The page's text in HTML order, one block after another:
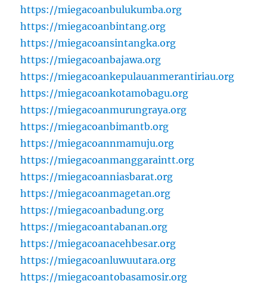
https://miegacoanbulukumba.org
https://miegacoanbintang.org
https://miegacoansintangka.org
https://miegacoanbajawa.org
https://miegacoankepulauanmerantiriau.org
https://miegacoankotamobagu.org
https://miegacoanmurungraya.org
https://miegacoanbimantb.org
https://miegacoannmamuju.org
https://miegacoanmanggaraintt.org
https://miegacoanniasbarat.org
https://miegacoanmagetan.org
https://miegacoanbadung.org
https://miegacoantabanan.org
https://miegacoanacehbesar.org
https://miegacoanluwuutara.org
https://miegacoantobasamosir.org